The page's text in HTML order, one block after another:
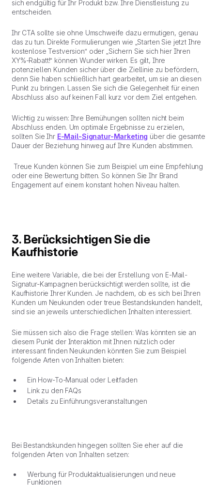
sich endgültig für Ihr Produkt bzw. Ihre Dienstleistung zu
entscheiden.
Ihr CTA sollte sie ohne Umschweife dazu ermutigen, genau
das zu tun. Direkte Formulierungen wie „Starten Sie jetzt Ihre
kostenlose Testversion“ oder „Sichern Sie sich hier Ihren
XY%-Rabatt!“ können Wunder wirken. Es gilt, Ihre
potenziellen Kunden sicher über die Ziellinie zu befördern,
denn Sie haben schließlich hart gearbeitet, um sie an diesen
Punkt zu bringen. Lassen Sie sich die Gelegenheit für einen
Abschluss also auf keinen Fall kurz vor dem Ziel entgehen.
Wichtig zu wissen: Ihre Bemühungen sollten nicht beim
Abschluss enden. Um optimale Ergebnisse zu erzielen,
sollten Sie Ihr E-Mail-Signatur-Marketing über die gesamte
Dauer der Beziehung hinweg auf Ihre Kunden abstimmen.
Treue Kunden können Sie zum Beispiel um eine Empfehlung
oder eine Bewertung bitten. So können Sie Ihr Brand
Engagement auf einem konstant hohen Niveau halten.
3. Berücksichtigen Sie die
Kaufhistorie
Eine weitere Variable, die bei der Erstellung von E-Mail-
Signatur-Kampagnen berücksichtigt werden sollte, ist die
Kaufhistorie Ihrer Kunden. Je nachdem, ob es sich bei Ihren
Kunden um Neukunden oder treue Bestandskunden handelt,
sind sie an jeweils unterschiedlichen Inhalten interessiert.
Sie müssen sich also die Frage stellen: Was könnten sie an
diesem Punkt der Interaktion mit Ihnen nützlich oder
interessant finden Neukunden könnten Sie zum Beispiel
folgende Arten von Inhalten bieten:
Ein How-To-Manual oder Leitfaden
Link zu den FAQs
Details zu Einführungsveranstaltungen
Bei Bestandskunden hingegen sollten Sie eher auf die
folgenden Arten von Inhalten setzen:
Werbung für Produktaktualisierungen und neue
Funktionen